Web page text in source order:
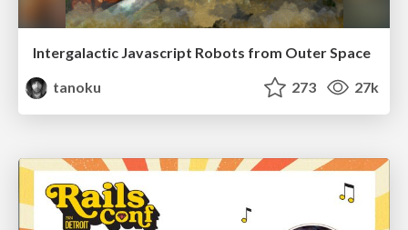
Intergalactic Javascript Robots from Outer Space
tanoku
273 27k